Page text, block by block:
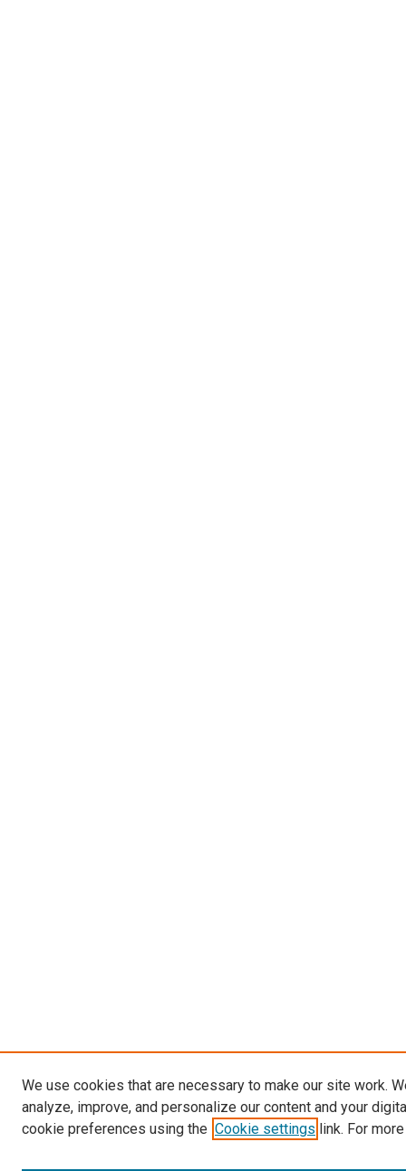
We use cookies that are necessary to make our site work.
analyze, improve, and personalize our content and your
cookie preferences using the Cookie settings link. For